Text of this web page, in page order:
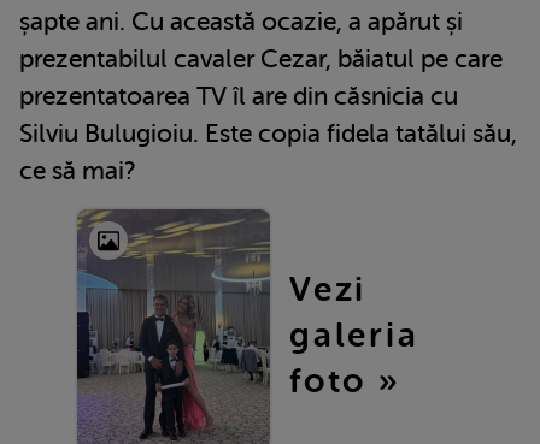
șapte ani. Cu această ocazie, a apărut și
prezentabilul cavaler Cezar, băiatul pe care
prezentatoarea TV îl are din căsnicia cu
Silviu Bulugioiu. Este copia fidela tatălui său,
ce să mai?
Vezi
galeria
foto »